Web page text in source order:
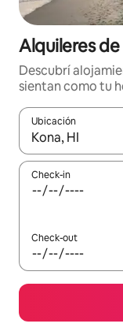
Alquileres
Descubrí
sientan como tu
Ubicación
Cuando los
Check-in
Check-out